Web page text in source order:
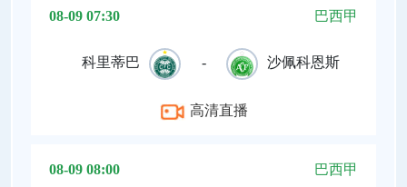
08-09 07:30 巴西甲
科里蒂巴 - 沙佩科恩斯
高清直播
08-09 08:00 巴西甲